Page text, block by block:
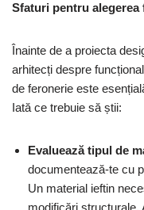
Sfaturi pentru
Înainte de a proiecta
arhitecți despre
de feronerie este
Iată ce trebuie să știi:
Evaluează tipul de
documentează-te cu
Un material ieftin
modificări structurale.